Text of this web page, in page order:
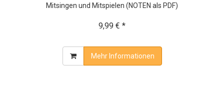
Mitsingen und Mitspielen (NOTEN als PDF)
9,99 € *
Mehr Informationen